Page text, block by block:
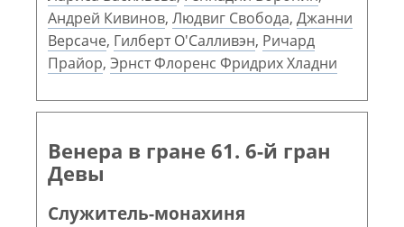
Андрей Кивинов, Людвиг Свобода, Джанни
Версаче, Гилберт О'Салливэн, Ричард
Прайор, Эрнст Флоренс Фридрих Хладни
Венера в гране 61. 6-й гран
Девы
Служитель-монахиня